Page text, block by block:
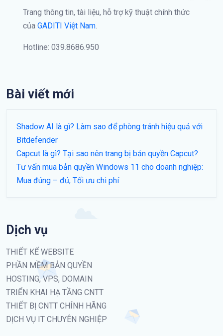
Trang thông tin, tài liệu, hỗ trợ kỹ thuật chính thức
của GADITI Việt Nam.
Hotline: 039.8686.950
Bài viết mới
Shadow AI là gì? Làm sao để phòng tránh hiệu quả với
Bitdefender
Capcut là gì? Tại sao nên trang bị bản quyền Capcut?
Tư vấn mua bản quyền Windows 11 cho doanh nghiệp:
Mua đúng – đủ, Tối ưu chi phí
Dịch vụ
THIẾT KẾ WEBSITE
PHẦN MỀM BẢN QUYỀN
HOSTING, VPS, DOMAIN
TRIỂN KHAI HẠ TẦNG CNTT
THIẾT BỊ CNTT CHÍNH HÃNG
DỊCH VỤ IT CHUYÊN NGHIỆP